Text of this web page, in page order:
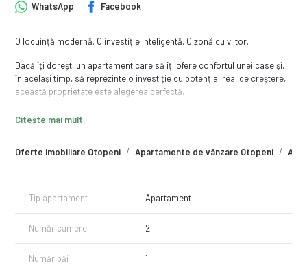
Oferte imobiliare Otopeni Apartamente de vânzare Otopeni
WhatsApp Facebook
O locuință modernă. O investiție inteligentă. O zonă cu viitor.
Dacă îți dorești un apartament care să îți ofere confortul unei case și,
în același timp, să reprezinte o investiție cu potențial real de creștere,
această proprietate este alegerea perfectă.
Situat într-un ansamblu rezidențial nou, pe Strada Libertății din
Otopeni, apartamentul beneficiază de curte proprie, finisaje premium și
nordul Capitalei.
✔ Zonă cu dezvoltare accelerată și cerere ridicată pentru locuințe.
✔ La doar câteva minute de Aeroportul Internațional Henri Coandă,
✔ Aproape de viitoarea Magistrală M6 de metrou, care va conecta Gara
Citește mai mult
Tip apartament Apartament
Număr camere 2
Număr băi 1